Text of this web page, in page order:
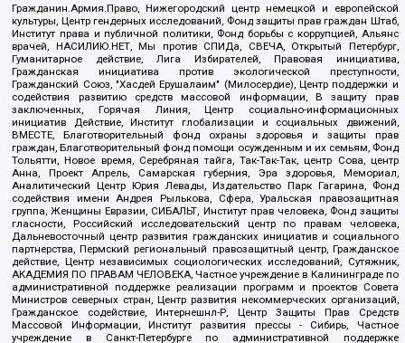
Гражданин.Армия.Право, Нижегородский центр немецкой и европейской
культуры, Центр гендерных исследований, Фонд защиты прав граждан Штаб,
Институт права и публичной политики, Фонд борьбы с коррупцией, Альянс
врачей, НАСИЛИЮ.НЕТ, Мы против СПИДа, СВЕЧА, Открытый Петербург,
Гуманитарное действие, Лига Избирателей, Правовая инициатива,
Гражданская инициатива против экологической преступности,
Гражданский Союз, "Хасдей Ерушалаим" (Милосердие), Центр поддержки и
содействия развитию средств массовой информации, В защиту прав
заключенных, Горячая Линия, Центр социально-информационных
инициатив Действие, Институт глобализации и социальных движений,
ВМЕСТЕ, Благотворительный фонд охраны здоровья и защиты прав
граждан, Благотворительный фонд помощи осужденным и их семьям, Фонд
Тольятти, Новое время, Серебряная тайга, Так-Так-Так, центр Сова, центр
Анна, Проект Апрель, Самарская губерния, Эра здоровья, Мемориал,
Аналитический Центр Юрия Левады, Издательство Парк Гагарина, Фонд
содействия имени Андрея Рылькова, Сфера, Уральская правозащитная
группа, Женщины Евразии, СИБАЛЬТ, Институт прав человека, Фонд защиты
гласности, Российский исследовательский центр по правам человека,
Дальневосточный центр развития гражданских инициатив и социального
партнерства, Пермский региональный правозащитный центр, Гражданское
действие, Центр независимых социологических исследований, Сутяжник,
АКАДЕМИЯ ПО ПРАВАМ ЧЕЛОВЕКА, Частное учреждение в Калининграде по
административной поддержке реализации программ и проектов Совета
Министров северных стран, Центр развития некоммерческих организаций,
Гражданское содействие, Интернешнл-Р, Центр Защиты Прав Средств
Массовой Информации, Институт развития прессы - Сибирь, Частное
учреждение в Санкт-Петербурге по административной поддержке